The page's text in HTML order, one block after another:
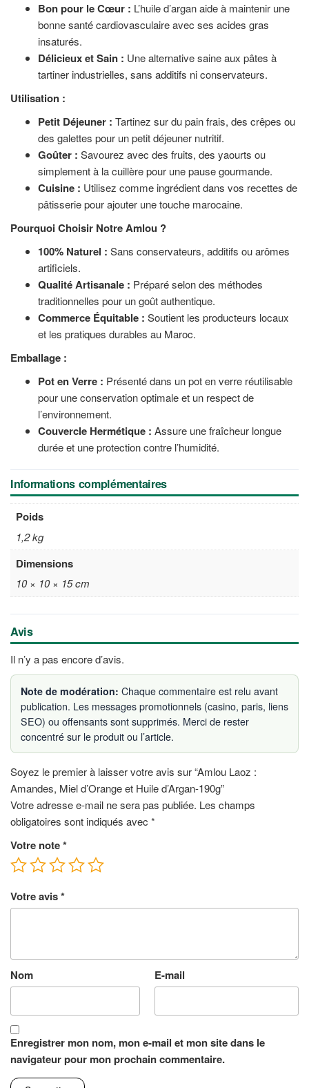
Bon pour le Cœur : L’huile d’argan aide à maintenir une
bonne santé cardiovasculaire avec ses acides gras
insaturés.
Délicieux et Sain : Une alternative saine aux pâtes à
tartiner industrielles, sans additifs ni conservateurs.
Utilisation :
Petit Déjeuner : Tartinez sur du pain frais, des crêpes ou
des galettes pour un petit déjeuner nutritif.
Goûter : Savourez avec des fruits, des yaourts ou
simplement à la cuillère pour une pause gourmande.
Cuisine : Utilisez comme ingrédient dans vos recettes de
pâtisserie pour ajouter une touche marocaine.
Pourquoi Choisir Notre Amlou ?
100% Naturel : Sans conservateurs, additifs ou arômes
artificiels.
Qualité Artisanale : Préparé selon des méthodes
traditionnelles pour un goût authentique.
Commerce Équitable : Soutient les producteurs locaux
et les pratiques durables au Maroc.
Emballage :
Pot en Verre : Présenté dans un pot en verre réutilisable
pour une conservation optimale et un respect de
l’environnement.
Couvercle Hermétique : Assure une fraîcheur longue
durée et une protection contre l’humidité.
Informations complémentaires
Poids
1,2 kg
Dimensions
10 × 10 × 15 cm
Avis
Il n’y a pas encore d’avis.
Note de modération: Chaque commentaire est relu avant
publication. Les messages promotionnels (casino, paris, liens
SEO) ou offensants sont supprimés. Merci de rester
concentré sur le produit ou l’article.
Soyez le premier à laisser votre avis sur “Amlou Laoz :
Amandes, Miel d’Orange et Huile d’Argan-190g”
Votre adresse e-mail ne sera pas publiée. Les champs
obligatoires sont indiqués avec *
Votre note*
Votre avis*
Nom E-mail
Enregistrer mon nom, mon e-mail et mon site dans le
navigateur pour mon prochain commentaire.